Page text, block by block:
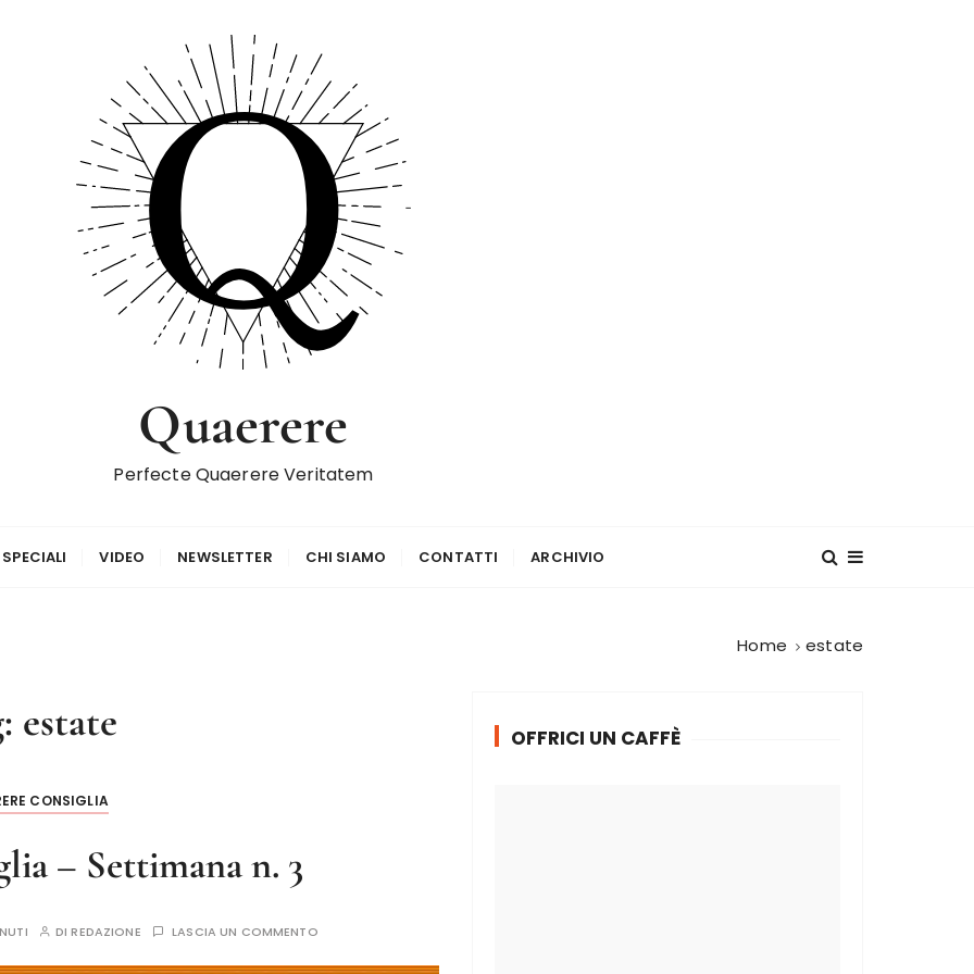
Quaerere
Perfecte Quaerere Veritatem
VIDEO NEWSLETTER CHI SIAMO CONTATTI ARCHIVIO
Home estate
estate
CONSIGLIA
– Settimana n. 3
DIREDAZIONE LASCIA UN COMMENTO
OFFRICI UN CAFFÈ